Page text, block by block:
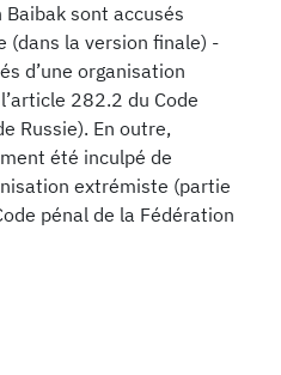
Baibak sont accusés
(dans la version finale) -
d’une organisation
282.2 du Code
Russie). En outre,
été inculpé de
extrémiste (partie
pénal de la Fédération